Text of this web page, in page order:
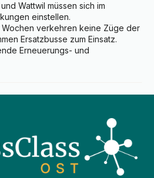
Wattwil müssen sich im
einstellen.
verkehren keine Züge der
Ersatzbusse zum Einsatz.
Erneuerungs- und